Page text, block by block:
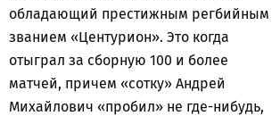
обладающий престижным регбийным
званием «Центурион». Это когда
отыграл за сборную 100 и более
матчей, причем «сотку» Андрей
Михайлович «пробил» не где-нибудь,